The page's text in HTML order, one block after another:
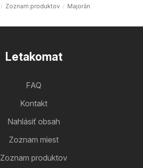
Zoznam produktov Majorán
Letakomat
FAQ
Kontakt
Nahlásiť obsah
Zoznam miest
Zoznam produktov